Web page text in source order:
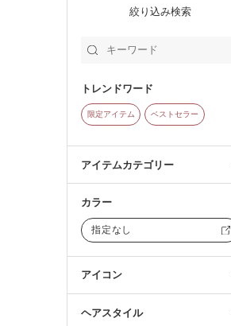
絞り込み検索
トレンドワード
限定アイテム ベストセラー
アイテムカテゴリー
カラー
指定なし
アイコン
ヘアスタイル